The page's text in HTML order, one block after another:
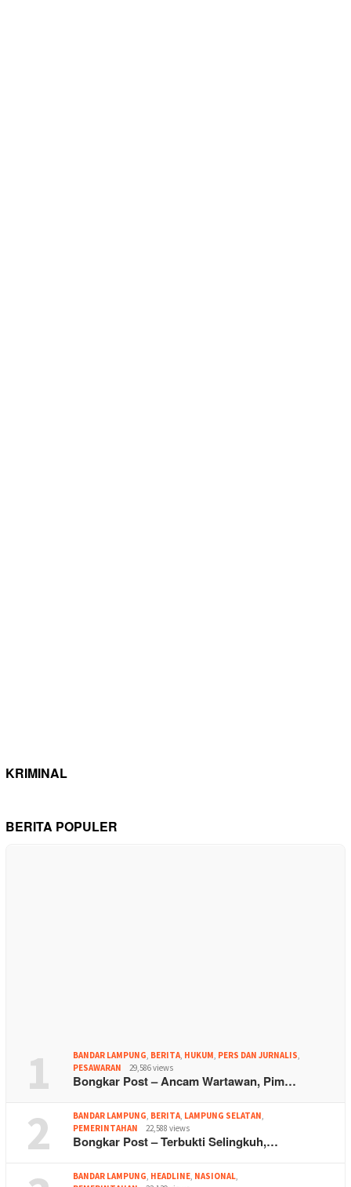
KRIMINAL
BERITA POPULER
1 BANDAR LAMPUNG, BERITA, HUKUM, PERS DAN JURNALIS,
PESAWARAN
29,586 views
Bongkar Post – Ancam Wartawan, Pim…
2 BANDAR LAMPUNG, BERITA, LAMPUNG SELATAN,
PEMERINTAHAN
22,588 views
Bongkar Post – Terbukti Selingkuh,…
BANDAR LAMPUNG, HEADLINE, NASIONAL,